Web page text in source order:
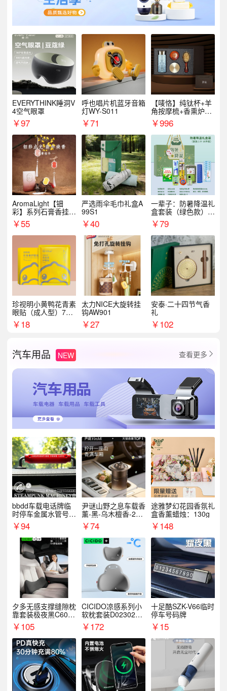
EVERYTHINK睡洞V
4空气眼罩
￥97
呼也唱片机蓝牙音箱
灯WY-S011
￥71
【唛恪】纯钛杯+羊
角按摩梳+香熏炉
+气垫梳
￥996
AromaLight【钿
彩】系列石膏香挂
（代发香味随机）
￥55
严选雨伞毛巾礼盒A
99S1
￥40
一辈子：防暑降温礼
盒套装（绿色款）支
持自由搭配
￥79
珍视明小黄鸭花青素
眼贴（成人型）7对/
盒
￥18
太力NICE大旋转挂
钩AW901
￥27
安泰·二十四节气香
礼
￥102
汽车用品 NEW 查看更多 
bbdd车载电话牌临
时停车金属水管号码
牌可隐藏创意趣味
￥94
尹谜山野之息车载香
薰-黑-乌木檀香-200
g￥74
途雅梦幻花园香氛礼
盒香薰蜡烛：130g
￥148
夕多无感支撑缝隙枕
靠套装极夜黑C6003
+C6004
￥105
CICIDO凉感系列小
软枕套装D023021+
D033031
￥172
十足酷SZK-V66临时
停车号码牌
￥15